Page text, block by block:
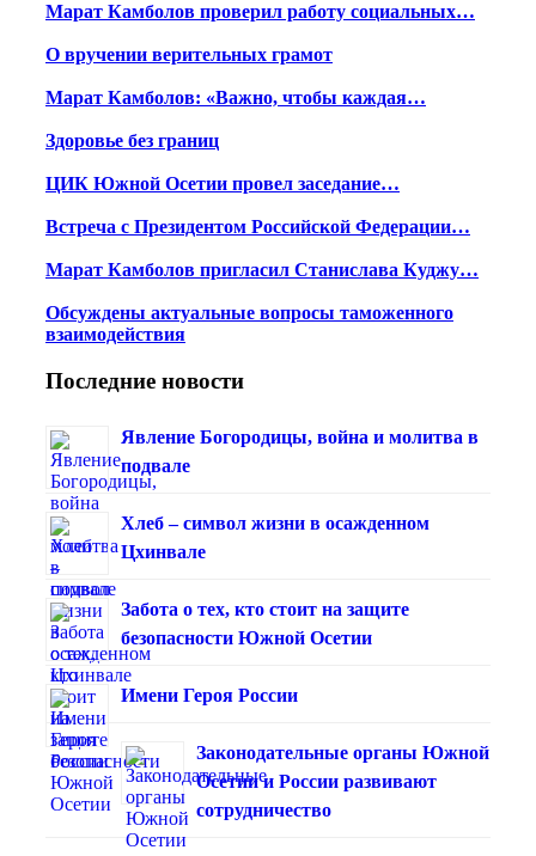
Марат Камболов проверил работу социальных…
О вручении верительных грамот
Марат Камболов: «Важно, чтобы каждая…
Здоровье без границ
ЦИК Южной Осетии провел заседание…
Встреча с Президентом Российской Федерации…
Марат Камболов пригласил Станислава Куджу…
Обсуждены актуальные вопросы таможенного
взаимодействия
Последние новости
Явление Богородицы, война и молитва в
подвале
Хлеб – символ жизни в осажденном
Цхинвале
Забота о тех, кто стоит на защите
безопасности Южной Осетии
Имени Героя России
Законодательные органы Южной
Осетии и России развивают
сотрудничество